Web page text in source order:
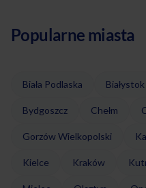
Popularne miasta
Biała Podlaska Białystok
Bydgoszcz Chełm
Gorzów Wielkopolski
Kielce Kraków